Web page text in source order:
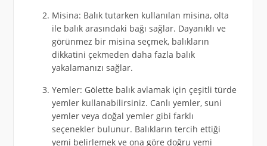
Misina: Balık tutarken kullanılan misina, olta
ile balık arasındaki bağı sağlar. Dayanıklı ve
görünmez bir misina seçmek, balıkların
dikkatini çekmeden daha fazla balık
yakalamanızı sağlar.
Yemler: Gölette balık avlamak için çeşitli türde
yemler kullanabilirsiniz. Canlı yemler, suni
yemler veya doğal yemler gibi farklı
seçenekler bulunur. Balıkların tercih ettiği
yemi belirlemek ve ona göre doğru yemi